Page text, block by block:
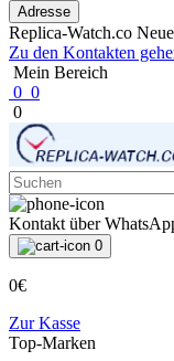
Adresse
Replica-Watch.co
Zu den Kontakten
Mein Bereich
0 0
0
Kontakt über
0
0€
Zur Kasse
Top-Marken